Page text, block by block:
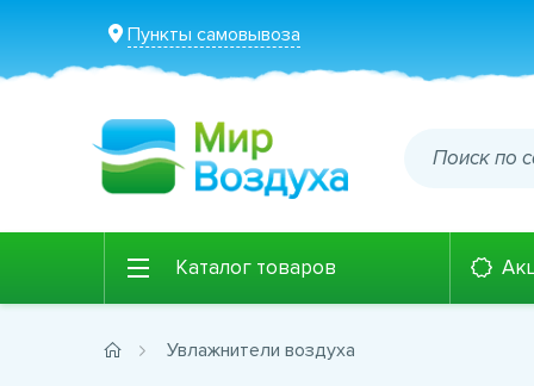
Пункты самовывоза
Каталог товаров
Увлажнители воздуха